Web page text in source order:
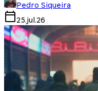
Pedro Siqueira
25.jul.26